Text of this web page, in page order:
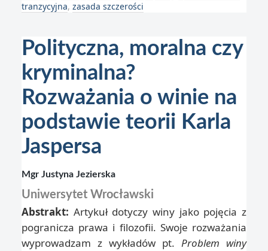
tranzycyjna, zasada szczerości
Polityczna, moralna czy
kryminalna?
Rozważania o winie na
podstawie teorii Karla
Jaspersa
Mgr Justyna Jezierska
Uniwersytet Wrocławski
Abstrakt: Artykuł dotyczy winy jako pojęcia z
pogranicza prawa i filozofii. Swoje rozważania
wyprowadzam z wykładów pt. Problem winy